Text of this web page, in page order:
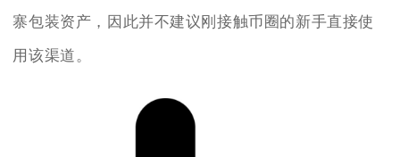
寨包装资产，因此并不建议刚接触币圈的新手直接使
用该渠道。